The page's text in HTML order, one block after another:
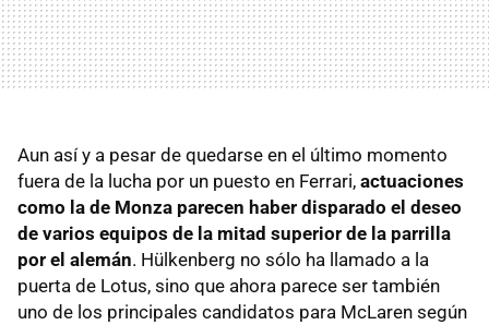
Aun así y a pesar de quedarse en el último momento
fuera de la lucha por un puesto en Ferrari, actuaciones
como la de Monza parecen haber disparado el deseo
de varios equipos de la mitad superior de la parrilla
por el alemán. Hülkenberg no sólo ha llamado a la
puerta de Lotus, sino que ahora parece ser también
uno de los principales candidatos para McLaren según